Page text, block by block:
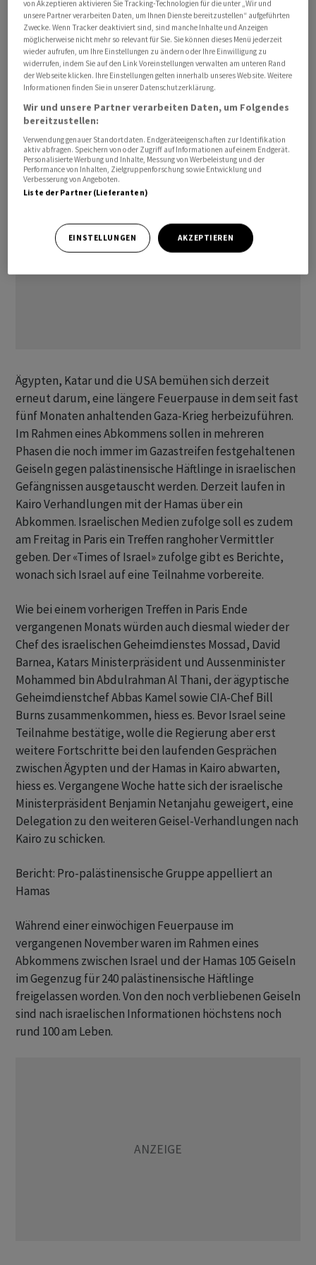
Kinder in die offenen Gräber von Gaza geworfen
werden», schrieb er. Unterdessen zitierte die «Times of
Israel» palästinensische Medien, wonach es auch in der
Nacht zum Donnerstag israelische Angriffe gegeben
habe, darunter in Rafah.
Weitere Verhandlungen über Geisel-Freilassung in Kairo
und Paris
Ägypten, Katar und die USA bemühen sich derzeit
erneut darum, eine längere Feuerpause in dem seit fast
fünf Monaten anhaltenden Gaza-Krieg herbeizuführen.
Im Rahmen eines Abkommens sollen in mehreren
Phasen die noch immer im Gazastreifen festgehaltenen
Geiseln gegen palästinensische Häftlinge in israelischen
Gefängnissen ausgetauscht werden. Derzeit laufen in
Kairo Verhandlungen mit der Hamas über ein
Abkommen. Israelischen Medien zufolge soll es zudem
am Freitag in Paris ein Treffen ranghoher Vermittler
geben. Der «Times of Israel» zufolge gibt es Berichte,
wonach sich Israel auf eine Teilnahme vorbereite.
Wie bei einem vorherigen Treffen in Paris Ende
vergangenen Monats würden auch diesmal wieder der
Chef des israelischen Geheimdienstes Mossad, David
Barnea, Katars Ministerpräsident und Aussenminister
Mohammed bin Abdulrahman Al Thani, der ägyptische
Geheimdienstchef Abbas Kamel sowie CIA-Chef Bill
Burns zusammenkommen, hiess es. Bevor Israel seine
Teilnahme bestätige, wolle die Regierung aber erst
weitere Fortschritte bei den laufenden Gesprächen
zwischen Ägypten und der Hamas in Kairo abwarten,
hiess es. Vergangene Woche hatte sich der israelische
Ministerpräsident Benjamin Netanjahu geweigert, eine
Delegation zu den weiteren Geisel-Verhandlungen nach
Kairo zu schicken.
Bericht: Pro-palästinensische Gruppe appelliert an
Hamas
Während einer einwöchigen Feuerpause im
vergangenen November waren im Rahmen eines
Abkommens zwischen Israel und der Hamas 105 Geiseln
im Gegenzug für 240 palästinensische Häftlinge
freigelassen worden. Von den noch verbliebenen Geiseln
sind nach israelischen Informationen höchstens noch
rund 100 am Leben.
von Akzeptieren aktivieren Sie Tracking-Technologien für die unter „Wir und
unsere Partner verarbeiten Daten, um Ihnen Dienste bereitzustellen“ aufgeführten
Zwecke. Wenn Tracker deaktiviert sind, sind manche Inhalte und Anzeigen
möglicherweise nicht mehr so relevant für Sie. Sie können dieses Menü jederzeit
wieder aufrufen, um Ihre Einstellungen zu ändern oder Ihre Einwilligung zu
widerrufen, indem Sie auf den Link Voreinstellungen verwalten am unteren Rand
der Webseite klicken. Ihre Einstellungen gelten innerhalb unseres Website. Weitere
Informationen finden Sie in unserer Datenschutzerklärung.
Wir und unsere Partner verarbeiten Daten, um Folgendes
bereitzustellen:
Verwendung genauer Standortdaten. Endgeräteeigenschaften zur Identifikation
aktiv abfragen. Speichern von oder Zugriff auf Informationen auf einem Endgerät.
Personalisierte Werbung und Inhalte, Messung von Werbeleistung und der
Performance von Inhalten, Zielgruppenforschung sowie Entwicklung und
Verbesserung von Angeboten.
Liste der Partner (Lieferanten)
EINSTELLUNGEN AKZEPTIEREN